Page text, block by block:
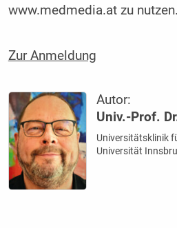
www.medmedia.at zu nutzen.
Zur Anmeldung
Autor:
Univ.-Prof.
Universitätsklinik
Universität